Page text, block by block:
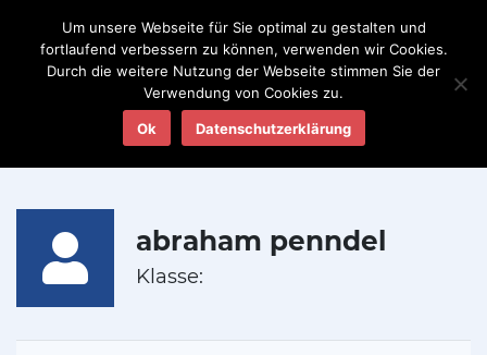
SUPERMOTO
Fahrerdatenbank
abraham penndel
abraham penndel
Klasse:
Um unsere Webseite für Sie optimal zu gestalten und
fortlaufend verbessern zu können, verwenden wir Cookies.
Durch die weitere Nutzung der Webseite stimmen Sie der
Verwendung von Cookies zu.
Ok Datenschutzerklärung